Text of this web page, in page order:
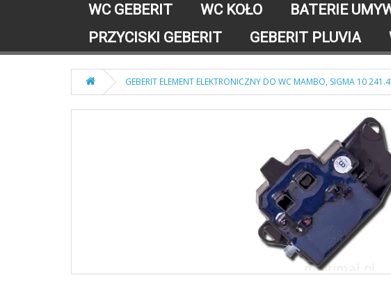
WC GEBERIT WC KOŁO BATERIE
PRZYCISKI GEBERIT
GEBERIT PLUVIA
GEBERIT ELEMENT ELEKTRONICZNY DO WC MAMBO, SIGMA 10